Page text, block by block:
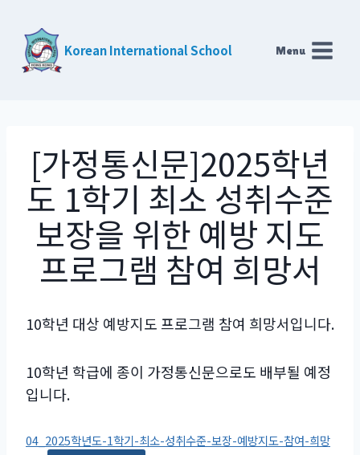
content
Korean International School Menu
[가정통신문]2025학년
도 1학기 최소 성취수준
보장을 위한 예방 지도
프로그램 참여 희망서
10학년 대상 예방지도 프로그램 참여 희망서입니다.
10학년 학급에 종이 가정통신문으로도 배부될 예정
입니다.
04_2025학년도-1학기-최소-성취수준-보장-예방지도-참여-희망